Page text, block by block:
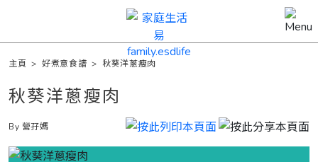
主頁 >好煮意食譜 > 秋葵洋蔥瘦肉
秋葵洋蔥瘦肉
By 營孖媽